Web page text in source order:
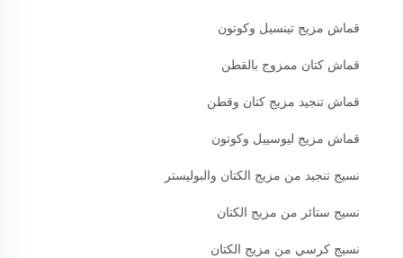
قماش مزيج تينسيل وكوتون
قماش كتان ممزوج بالقطن
قماش تنجيد مزيج كتان وقطن
قماش مزيج ليوسييل وكوتون
نسيج تنجيد من مزيج الكتان والبوليستر
نسيج ستائر من مزيج الكتان
نسيج كرسي من مزيج الكتان